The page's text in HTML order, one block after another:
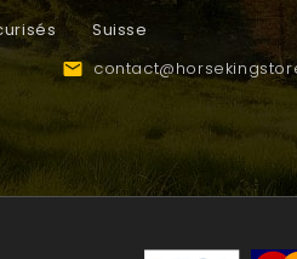
Suisse
